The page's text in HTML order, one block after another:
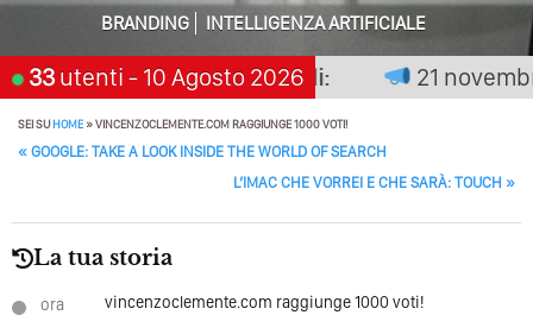
Perché Pubblicare Non Basta Più? Contenuti Di Valore O
Perché Non Guadagni Sui Social Media? Probabilmente
Tutto Peggiorerà
Quali Sono Gli Errori Della Comunicazione Politica? Il
Caso Delle Braccia Incrociate
L’Accademia Del Wedding
BRANDING
INTELLIGENZA ARTIFICIALE
33 utenti - 10 Agosto 2026
premia chi aspetta, scegli: 21 novembre
SEI SUHOME»VINCENZOCLEMENTE.COM RAGGIUNGE 1000 VOTI!
POST NAVIGATION
« GOOGLE: TAKE A LOOK INSIDE THE WORLD OF SEARCH
L’IMAC CHE VORREI E CHE SARÀ: TOUCH »
La tua storia
ora vincenzoclemente.com raggiunge 1000 voti!